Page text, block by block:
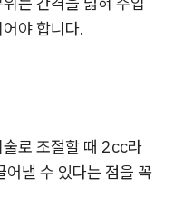
야 합니다.
로 조절할 때 2cc라
낼 수 있다는 점을 꼭